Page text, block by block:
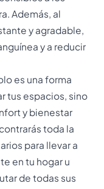
Además, al
y agradable,
y a reducir
es una forma
tus espacios, sino
y bienestar
toda la
para llevar a
en tu hogar u
de todas sus